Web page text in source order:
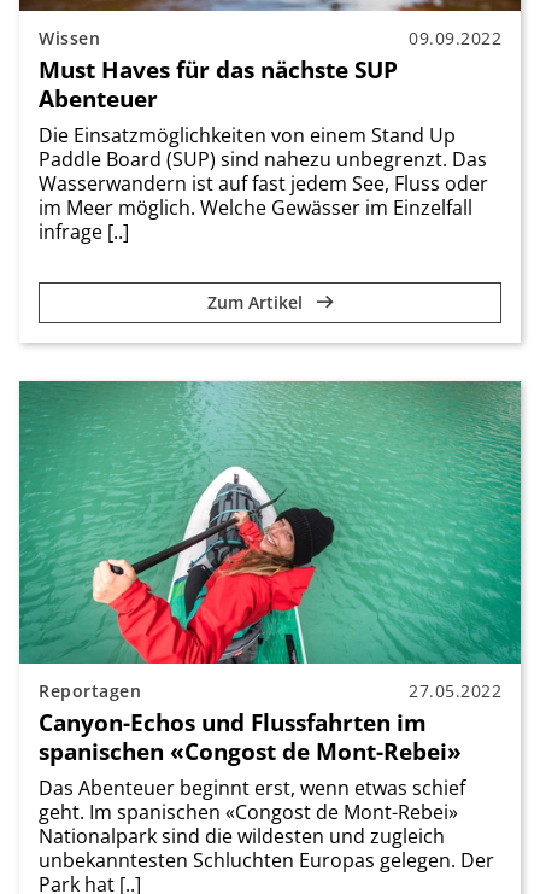
Wissen 09.09.2022
Must Haves für das nächste SUP
Abenteuer
Die Einsatzmöglichkeiten von einem Stand Up
Paddle Board (SUP) sind nahezu unbegrenzt. Das
Wasserwandern ist auf fast jedem See, Fluss oder
im Meer möglich. Welche Gewässer im Einzelfall
infrage [..]
Zum Artikel
Reportagen 27.05.2022
Canyon-Echos und Flussfahrten im
spanischen «Congost de Mont-Rebei»
Das Abenteuer beginnt erst, wenn etwas schief
geht. Im spanischen «Congost de Mont-Rebei»
Nationalpark sind die wildesten und zugleich
unbekanntesten Schluchten Europas gelegen. Der
Park hat [..]